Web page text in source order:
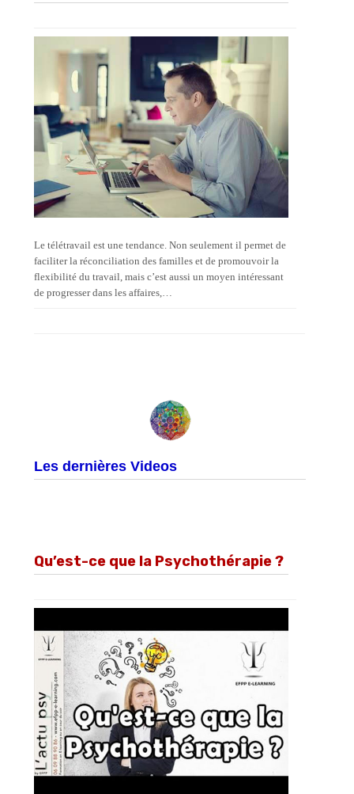
Le télétravail est une tendance. Non seulement il permet de
faciliter la réconciliation des familles et de promouvoir la
flexibilité du travail, mais c’est aussi un moyen intéressant
de progresser dans les affaires,…
Les dernières Videos
Qu’est-ce que la Psychothérapie ?